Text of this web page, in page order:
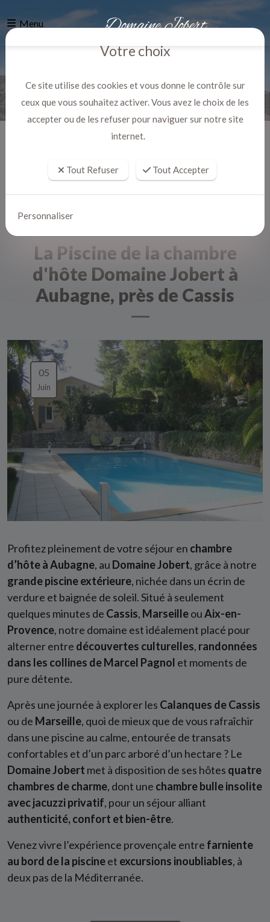
Menu
La Piscine de la chambre
d'hôte Domaine Jobert à
Aubagne, près de Cassis
05
Juin
Profitez pleinement de votre séjour en chambre
d’hôte à Aubagne, au Domaine Jobert, grâce à notre
grande piscine extérieure, nichée dans un écrin de
verdure et baignée de soleil. Situé à seulement
quelques minutes de Cassis, MarseilleouAix-en-
Provence, notre domaine est idéalement placé pour
alterner entre découvertes culturelles, randonnées
dans les collines de Marcel Pagnol et moments de
pure détente.
Après une journée à explorer les Calanques de Cassis
ou de Marseille, quoi de mieux que de vous rafraîchir
dans une piscine au calme, entourée de transats
confortables et d’un parc arboré d’un hectare ? Le
Domaine Jobert met à disposition de ses hôtes quatre
chambres de charme, dont une chambre bulle insolite
avec jacuzzi privatif, pour un séjour alliant
authenticité, confort et bien-être.
Venez vivre l’expérience provençale entre farniente
au bord de la piscineet excursions inoubliables, à
deux pas de la Méditerranée.
Votre choix
Ce site utilise des cookies et vous donne le contrôle sur
ceux que vous souhaitez activer. Vous avez le choix de les
accepter ou de les refuser pour naviguer sur notre site
internet.
Tout Refuser Tout Accepter
Personnaliser